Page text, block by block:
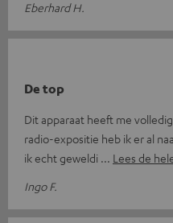
Eberhard H.
De top
Dit apparaat heeft me
radio-expositie heb ik er al
ik echt geweldi
Lees de
Ingo F.